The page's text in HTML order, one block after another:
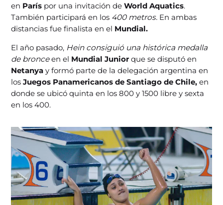
en París por una invitación deWorld Aquatics.
También participará en los 400 metros. En ambas
distancias fue finalista en el Mundial.
El año pasado, Hein consiguió una histórica medalla
de bronceen el Mundial Junior que se disputó en
Netanya y formó parte de la delegación argentina en
losJuegos Panamericanos de Santiago de Chile, en
donde se ubicó quinta en los 800 y 1500 libre y sexta
en los 400.